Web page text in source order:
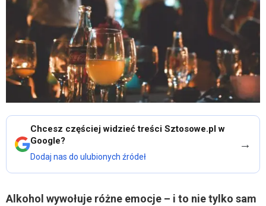
Chcesz częściej widzieć treści Sztosowe.pl w
Google?
Dodaj nas do ulubionych źródeł
→
Alkohol wywołuje różne emocje – i to nie tylko sam